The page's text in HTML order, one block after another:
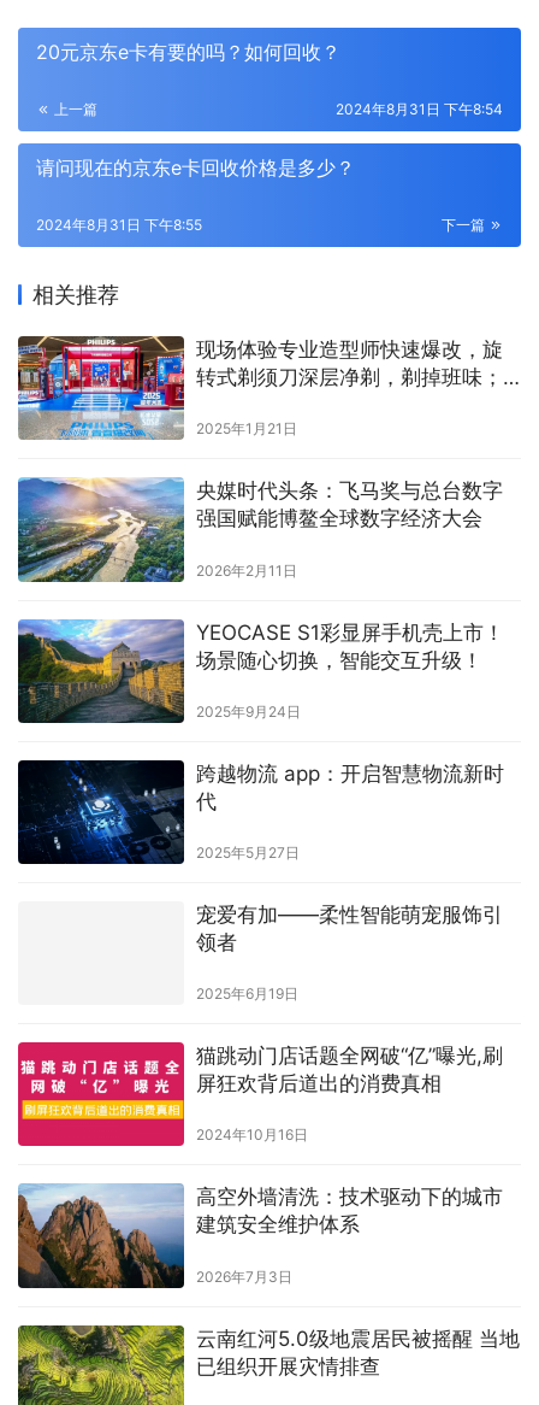
20元京东e卡有要的吗？如何回收？
上一篇 2024年8月31日 下午8:54
请问现在的京东e卡回收价格是多少？
下一篇
2024年8月31日 下午8:55
相关推荐
现场体验专业造型师快速爆改，旋
转式剃须刀深层净剃，剃掉班味；
2025年1月21日
央媒时代头条：飞马奖与总台数字
强国赋能博鳌全球数字经济大会
2026年2月11日
YEOCASE S1彩显屏手机壳上市！
场景随心切换，智能交互升级！
2025年9月24日
跨越物流 app：开启智慧物流新时
代
2025年5月27日
宠爱有加——柔性智能萌宠服饰引
领者
2025年6月19日
猫跳动门店话题全网破“亿”曝光,刷
屏狂欢背后道出的消费真相
2024年10月16日
高空外墙清洗：技术驱动下的城市
建筑安全维护体系
2026年7月3日
云南红河5.0级地震居民被摇醒 当地
已组织开展灾情排查